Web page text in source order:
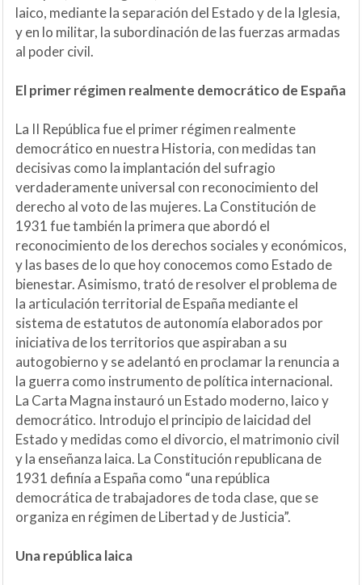
laico, mediante la separación del Estado y de la Iglesia,
y en lo militar, la subordinación de las fuerzas armadas
al poder civil.
El primer régimen realmente democrático de España
La II República fue el primer régimen realmente
democrático en nuestra Historia, con medidas tan
decisivas como la implantación del sufragio
verdaderamente universal con reconocimiento del
derecho al voto de las mujeres. La Constitución de
1931 fue también la primera que abordó el
reconocimiento de los derechos sociales y económicos,
y las bases de lo que hoy conocemos como Estado de
bienestar. Asimismo, trató de resolver el problema de
la articulación territorial de España mediante el
sistema de estatutos de autonomía elaborados por
iniciativa de los territorios que aspiraban a su
autogobierno y se adelantó en proclamar la renuncia a
la guerra como instrumento de política internacional.
La Carta Magna instauró un Estado moderno, laico y
democrático. Introdujo el principio de laicidad del
Estado y medidas como el divorcio, el matrimonio civil
y la enseñanza laica. La Constitución republicana de
1931 definía a España como “una república
democrática de trabajadores de toda clase, que se
organiza en régimen de Libertad y de Justicia”.
Una república laica